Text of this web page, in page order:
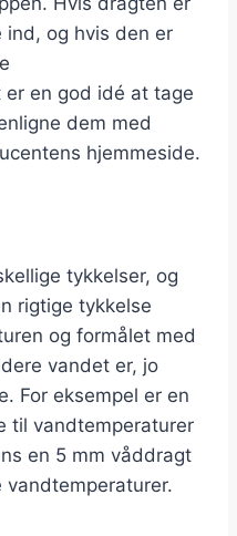
og hvis den er
en god idé at tage
dem med
hjemmeside.
tykkelser, og
rigtige tykkelse
og formålet med
vandet er, jo
For eksempel er en
til vandtemperaturer
en 5 mm våddragt